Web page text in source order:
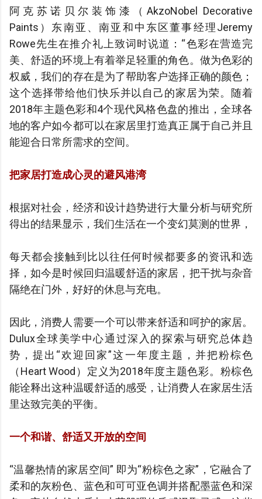
阿克苏诺贝尔装饰漆（AkzoNobel Decorative
Paints）东南亚、南亚和中东区董事经理Jeremy
Rowe先生在推介礼上致词时说道：“色彩在营造完
美、舒适的环境上有着举足轻重的角色。做为色彩的
权威，我们的存在是为了帮助客户选择正确的颜色；
这个选择带给他们快乐并以自己的家居为荣。随着
2018年主题色彩和4个现代风格色盘的推出，全球各
地的客户如今都可以在家居里打造真正属于自己并且
能迎合日常所需求的空间。
把家居打造成心灵的避风港湾
根据对社会，经济和设计趋势进行大量分析与研究所
得出的结果显示，我们生活在一个变幻莫测的世界，
每天都会接触到比以往任何时候都要多的资讯和选
择，如今是时候回归温暖舒适的家居，把干扰与杂音
隔绝在门外，好好的休息与充电。
因此，消费人需要一个可以带来舒适和呵护的家居。
Dulux全球美学中心通过深入的探索与研究总体趋
势，提出“欢迎回家”这一年度主题，并把粉棕色
（Heart Wood）定义为2018年度主题色彩。粉棕色
能诠释出这种温暖舒适的感受，让消费人在家居生活
里达致完美的平衡。
一个和谐、舒适又开放的空间
“温馨热情的家居空间” 即为“粉棕色之家”，它融合了
柔和的灰粉色、蓝色和可可亚色调并搭配墨蓝色和深